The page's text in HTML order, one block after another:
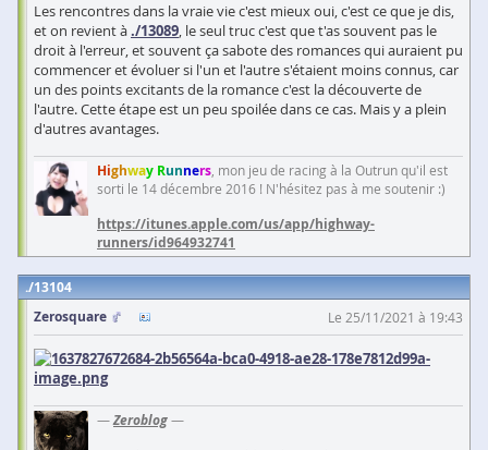
Les rencontres dans la vraie vie c'est mieux oui, c'est ce que je dis,
et on revient à./13089, le seul truc c'est que t'as souvent pas le
droit à l'erreur, et souvent ça sabote des romances qui auraient pu
commencer et évoluer si l'un et l'autre s'étaient moins connus, car
un des points excitants de la romance c'est la découverte de
l'autre. Cette étape est un peu spoilée dans ce cas. Mais y a plein
d'autres avantages.
Highway Runners , mon jeu de racing à la Outrun qu'il est
sorti le 14 décembre 2016 ! N'hésitez pas à me soutenir :)
https://itunes.apple.com/us/app/highway-
runners/id964932741
13104
Zerosquare
Le 25/11/2021 à 19:43
—Zeroblog—